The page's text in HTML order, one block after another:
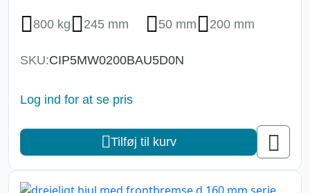
800 kg 245 mm 50 mm 200 mm
SKU:CIP5MW0200BAU5D0N
Log ind for at se pris
Tilføj til kurv